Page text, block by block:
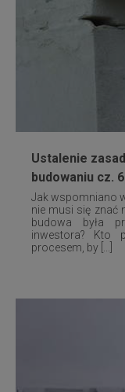
Ustalenie
budowaniu cz. 6
Jak wspomniano
nie musi się znać
budowa była
inwestora? Kto
procesem, by [...]